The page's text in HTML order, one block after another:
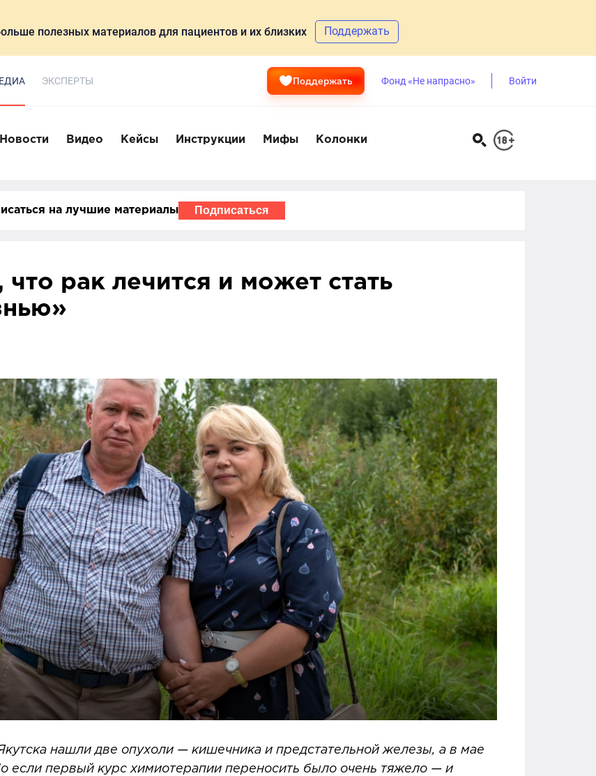
полезных материалов для пациентов и их близких Поддержать
ЭКСПЕРТЫ Поддержать Фонд «Не напрасно» Войти
Новости Видео Кейсы Инструкции Мифы Колонки
на лучшие материалы Подписаться
рак лечится и может стать
нашли две опухоли — кишечника и предстательной железы, а в мае
если первый курс химиотерапии переносить было очень тяжело — и